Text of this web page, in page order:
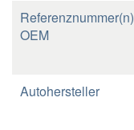
Referenznummer(n)
OEM
Autohersteller